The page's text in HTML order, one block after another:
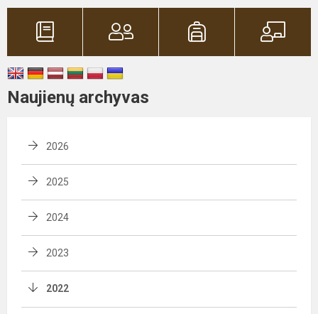
Naujienų archyvas
2026
2025
2024
2023
2022